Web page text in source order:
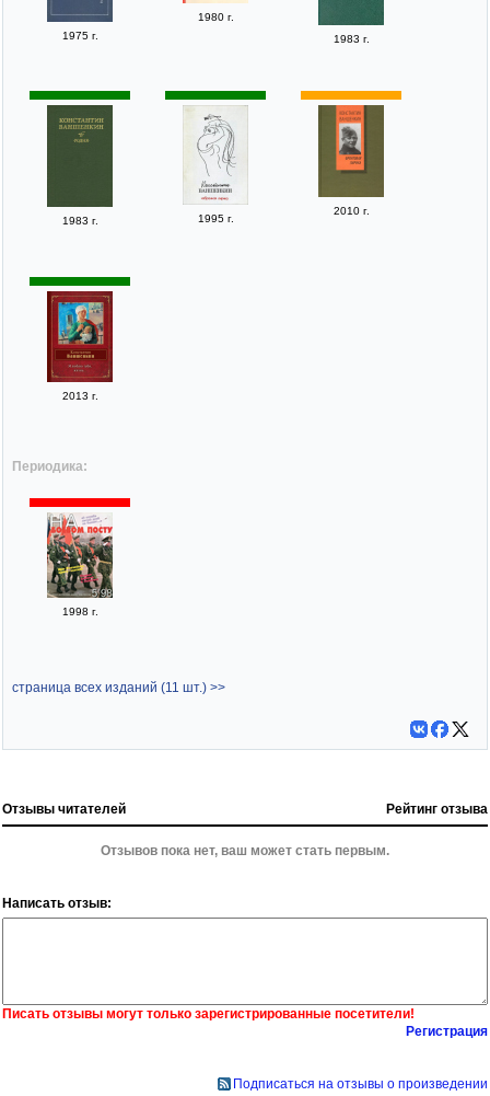
1975 г.
1980 г.
1983 г.
1983 г. 1995 г.
2010 г.
2013 г.
Периодика:
1998 г.
страница всех изданий (11 шт.) >>
Отзывы читателей Рейтинг отзыва
Отзывов пока нет, ваш может стать первым.
Написать отзыв:
Писать отзывы могут только зарегистрированные посетители!
Регистрация
Подписаться на отзывы о произведении